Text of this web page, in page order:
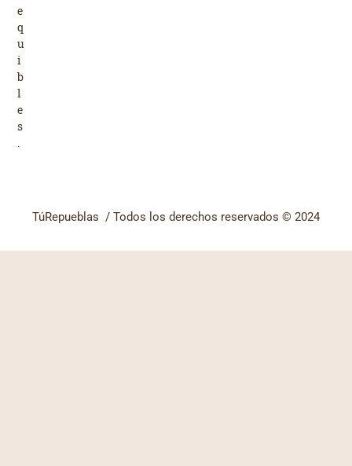
e
q
u
i
b
l
e
s
.
TúRepueblas / Todos los derechos reservados © 2024